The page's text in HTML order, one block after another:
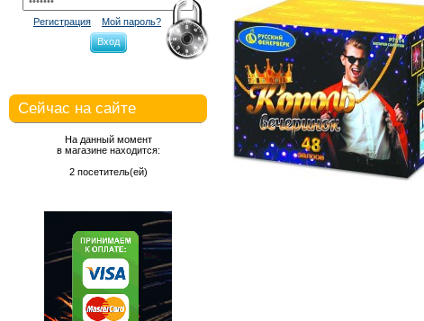
Регистрация
Мой пароль?
Вход
Сейчас на сайте
На данный момент
в магазине находится:
2 посетитель(ей)